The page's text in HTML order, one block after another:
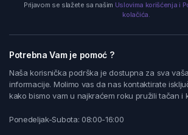
Prijavom se slažete sa našim Uslovima korišćenja i
kolačića.
Potrebna Vam je pomoć ?
Naša korisnička podrška je dostupna za sva
informacije. Molimo vas da nas kontaktirate
kako bismo vam u najkraćem roku pružili tačan i
Ponedeljak-Subota: 08:00-16:00